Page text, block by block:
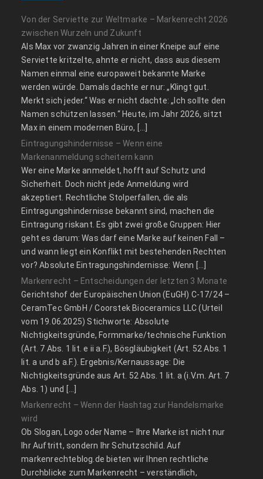
Von der Serviette zur Weltmarke – Markenrecht 2026
zwischen Wurzeln und Zukunft
Als Max vor zwanzig Jahren in einer Kneipe auf eine
Serviette kritzelte, ahnte er nicht, dass aus diesem
Namen einmal eine europaweit bekannte Marke
werden würde. Damals dachte er nur: „Klingt gut.
Merkt sich jeder.“ Was er nicht dachte: „Ich sollte den
Namen schützen lassen.“ Heute, im Jahr 2026, sitzt
Max in einem modernen Büro, […]
Eintragungshindernisse – Wenn eine
Markenanmeldung scheitern kann
Wer eine Marke anmeldet, hofft auf Schutz und
Sicherheit. Doch nicht jede Anmeldung wird
akzeptiert. Rechtliche Stolperfallen, die als
Eintragungshindernisse bekannt sind, machen die
Eintragung riskant. Es gibt zwei große Gruppen: Hier
geht es darum: Was darf eine Marke auf keinen Fall –
und wann liegt ein Konflikt mit bestehenden Rechten
vor? Absolute Eintragungshindernisse: Wenn […]
Markenrecht – Entscheidungen der letzten 3 Monate
Gerichtshof der Europäischen Union (EuGH) C‑17/24 –
CeramTec GmbH / Coorstek Bioceramics LLC (Urteil
vom 19.06.2025) Stichworte: Absolute
Nichtigkeitsgründe, Formmarke/technische Funktion
(Art. 7 Abs. 1 lit. e ii a.F.), Bösgläubigkeit (Art. 52 Abs. 1
lit. a und b a.F.). Ergebnis/Kernaussage: Die
Nichtigkeitsgründe aus Art. 52 Abs. 1 lit. a (i.V.m. Art. 7
Abs. 1) und […]
Markenrecht – Wenn der Hashtag zur Handelsmarke
wird
Ob Slogan, Logo oder Name – Ihre Marke ist nicht nur
Ihr Auftritt, sondern Ihr Schutzschild. Auf
markenrechteblog.de bieten wir Ihnen rechtliche
Durchblicke zum Markenrecht – verständlich,